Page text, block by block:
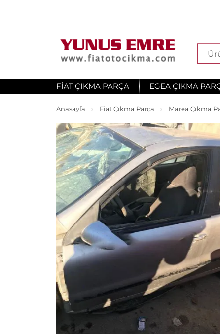
FIAT ÇIKMA PARÇA EGEA ÇIKMA
Anasayfa Fiat Çıkma Parça Marea Çıkma